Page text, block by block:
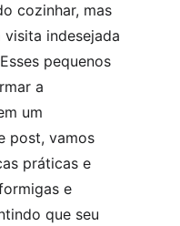
cozinhar, mas
indesejada
pequenos
a
um
post, vamos
práticas e
e
que seu